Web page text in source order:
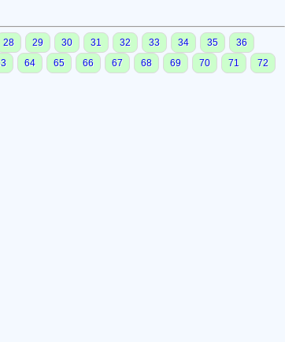
28 29 30 31 32 33 34 35
36
64 65 66 67 68 69 70 71
72